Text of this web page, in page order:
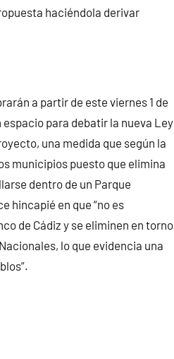
haciéndola derivar
a partir de este viernes 1 de
para debatir la nueva Ley
una medida que según la
municipios puesto que elimina
dentro de un Parque
hincapié en que “no es
de Cádiz y se eliminen en torno
lo que evidencia una